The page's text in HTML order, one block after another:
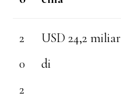
2
0
2
USD 24,2 miliar
di